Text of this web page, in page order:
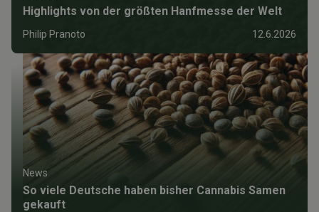
Highlights von der größten Hanfmesse der Welt
Philip Pranoto 12.6.2026
News
So viele Deutsche haben bisher Cannabis Samen
gekauft